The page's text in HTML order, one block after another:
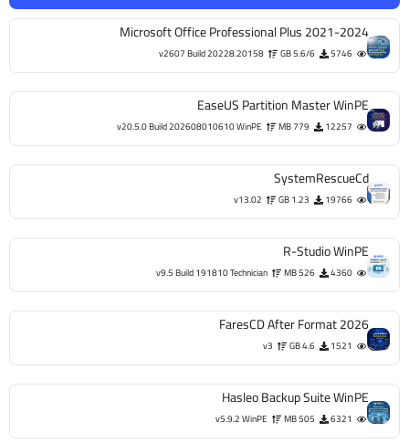
Microsoft Office Professional Plus 2021-2024
5746
5.6/6 GB
v2607 Build 20228.20158
EaseUS Partition Master WinPE
12257
779 MB
v20.5.0 Build 202608010610 WinPE
SystemRescueCd
19766
1.23 GB
v13.02
R-Studio WinPE
4360
526 MB
v9.5 Build 191810 Technician
FaresCD After Format 2026
1521
4.6 GB
v3
Hasleo Backup Suite WinPE
6321
505 MB
v5.9.2 WinPE